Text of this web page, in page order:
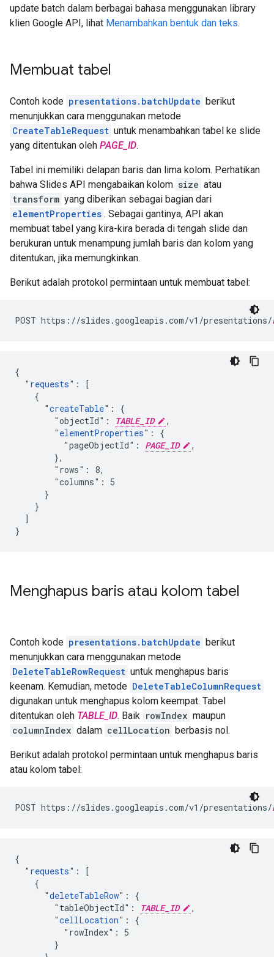
update batch dalam berbagai bahasa menggunakan library
klien Google API, lihat Menambahkan bentuk dan teks.
Membuat tabel
Contoh kode presentations.batchUpdate berikut
menunjukkan cara menggunakan metode
CreateTableRequest untuk menambahkan tabel ke slide
yang ditentukan oleh PAGE_ID.
Tabel ini memiliki delapan baris dan lima kolom. Perhatikan
bahwa Slides API mengabaikan kolom size atau
transform yang diberikan sebagai bagian dari
elementProperties . Sebagai gantinya, API akan
membuat tabel yang kira-kira berada di tengah slide dan
berukuran untuk menampung jumlah baris dan kolom yang
ditentukan, jika memungkinkan.
Berikut adalah protokol permintaan untuk membuat tabel:
POST https://slides.googleapis.com/v1/presentations/
{
  "
requests": [
    {
      "
createTable": {
        "objectId":
TABLE_ID
,
        "
elementProperties": {
          "pageObjectId":
PAGE_ID
,
        },
        "rows": 8,
        "columns": 5
      }
    }
  ]
}
Menghapus baris atau kolom tabel
Contoh kode presentations.batchUpdate berikut
menunjukkan cara menggunakan metode
DeleteTableRowRequest untuk menghapus baris
keenam. Kemudian, metode DeleteTableColumnRequest
digunakan untuk menghapus kolom keempat. Tabel
ditentukan oleh TABLE_ID. Baik rowIndex maupun
columnIndex dalam cellLocation berbasis nol.
Berikut adalah protokol permintaan untuk menghapus baris
atau kolom tabel:
POST https://slides.googleapis.com/v1/presentations/
{
  "
requests": [
    {
      "
deleteTableRow": {
        "tableObjectId":
TABLE_ID
,
        "
cellLocation": {
          "rowIndex": 5
        }